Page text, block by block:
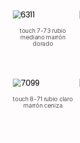
touch 7-73 rubio
mediano marrón
dorado
touch 8-71 rubio claro
marrón ceniza